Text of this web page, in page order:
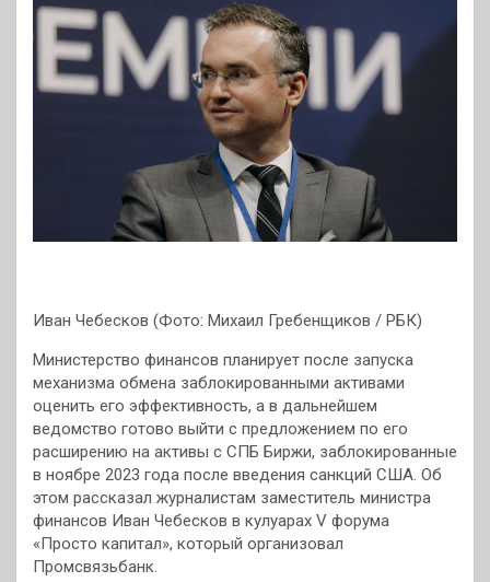
Иван Чебесков (Фото: Михаил Гребенщиков / РБК)
Министерство финансов планирует после запуска
механизма обмена заблокированными активами
оценить его эффективность, а в дальнейшем
ведомство готово выйти с предложением по его
расширению на активы с СПБ Биржи, заблокированные
в ноябре 2023 года после введения санкций США. Об
этом рассказал журналистам заместитель министра
финансов Иван Чебесков в кулуарах V форума
«Просто капитал», который организовал
Промсвязьбанк.